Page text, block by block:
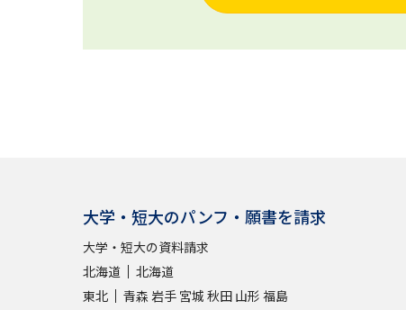
大学・短大のパンフ・願書を請求
大学・短大の資料請求
北海道
北海道
東北
青森 岩手 宮城 秋田 山形 福島